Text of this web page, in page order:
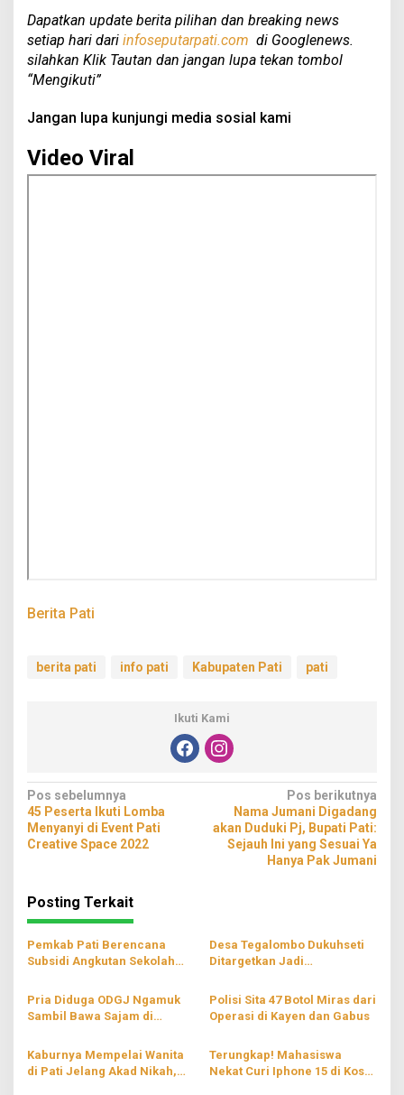
Dapatkan update berita pilihan dan breaking news
setiap hari dari infoseputarpati.com di Googlenews.
silahkan Klik Tautan dan jangan lupa tekan tombol
“Mengikuti”
Jangan lupa kunjungi media sosial kami
Video Viral
Berita Pati
berita pati info pati Kabupaten Pati pati
Ikuti Kami
Navigasi
pos
Pos sebelumnya
45 Peserta Ikuti Lomba
Menyanyi di Event Pati
Creative Space 2022
Pos berikutnya
Nama Jumani Digadang
akan Duduki Pj, Bupati Pati:
Sejauh Ini yang Sesuai Ya
Hanya Pak Jumani
Posting Terkait
Pemkab Pati Berencana
Subsidi Angkutan Sekolah
Desa Tegalombo Dukuhseti
Ditargetkan Jadi
Modern
Pria Diduga ODGJ Ngamuk
Sambil Bawa Sajam di
Polisi Sita 47 Botol Miras dari
Operasi di Kayen dan Gabus
Kaburnya Mempelai Wanita
di Pati Jelang Akad Nikah,
Terungkap! Mahasiswa
Nekat Curi Iphone 15 di Kos